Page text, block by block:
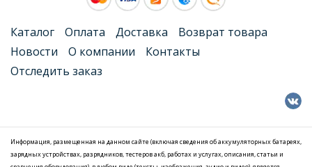
Каталог Оплата Доставка
Возврат товара
Новости
О компании
Контакты
Отследить заказ
Информация, размещенная на данном сайте (включая сведения об аккумуляторных батареях,
зарядных устройствах, разрядников, тестеров акб, работах и услугах, описания, статьи и